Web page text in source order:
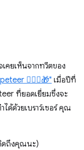
คยเห็นจากทวีตของ
🤹🏻‍♂️🎁" เมื่อปีที่
ที่ยอดเยี่ยมซึ่งจะ
ด้ด้วยเบราว์เซอร์ คุณ
ดถึงคุณนะ)